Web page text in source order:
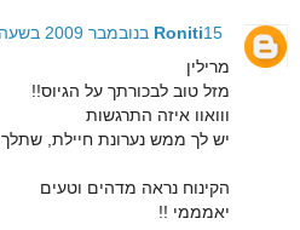
Roniti15 בנובמבר 2009 בשעה 13:14
מרילין
מזל טוב לבכורתך על הגיוס!!
ווואוו איזה התרגשות
יש לך ממש נערונת חיילת,
הקינוח נראה מדהים וטעים
יאמממי !!